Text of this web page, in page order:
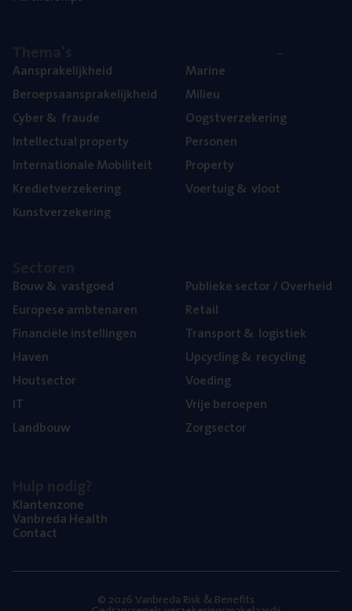
Aan­spra­ke­lijk­heid
Beroeps­aan­spra­ke­lijk­heid
Cyber& fraude
Intel­lec­tu­al property
Inter­na­ti­o­na­le Mobiliteit
Kre­diet­ver­ze­ke­ring
Kunst­ver­ze­ke­ring
Mari­ne
Mili­eu
Oogst­ver­ze­ke­ring
Per­so­nen
Pro­per­ty
Voer­tuig& vloot
Bouw& vastgoed
Euro­pe­se ambtenaren
Finan­ci­ë­le instellingen
Haven
Hout­sec­tor
IT
Land­bouw
Publie­ke sec­tor / Overheid
Retail
Trans­port& logistiek
Upcy­cling& recycling
Voe­ding
Vrije beroe­pen
Zorg­sec­tor
Klan­ten­zo­ne
Van­b­re­da Health
Con­tact
© 2026 Vanbreda Risk & Benefits